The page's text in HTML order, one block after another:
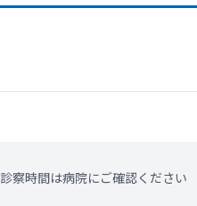
診察時間は病院にご確認ください